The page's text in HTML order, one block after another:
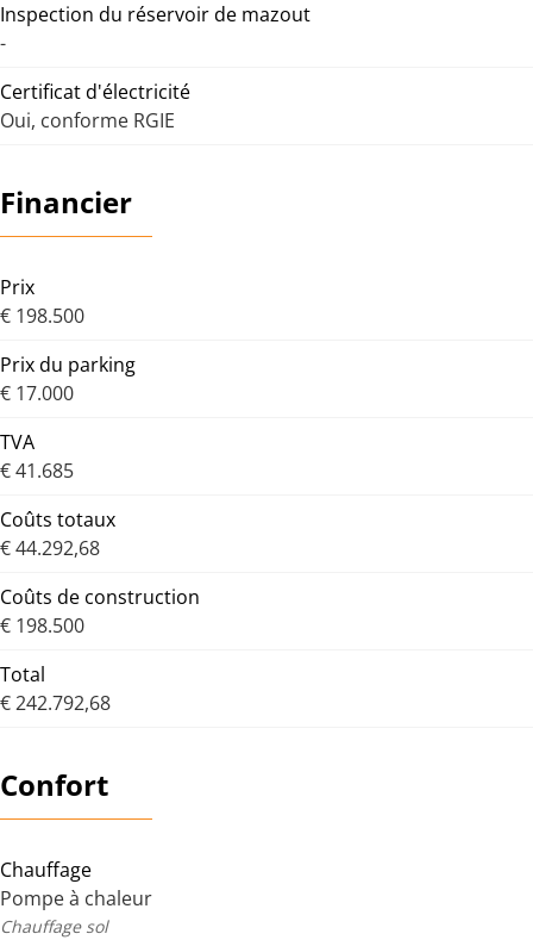
Inspection du réservoir de mazout
-
Certificat d'électricité
Oui, conforme RGIE
Financier
Prix
€ 198.500
Prix du parking
€ 17.000
TVA
€ 41.685
Coûts totaux
€ 44.292,68
Coûts de construction
€ 198.500
Total
€ 242.792,68
Confort
Chauffage
Pompe à chaleur
Chauffage sol